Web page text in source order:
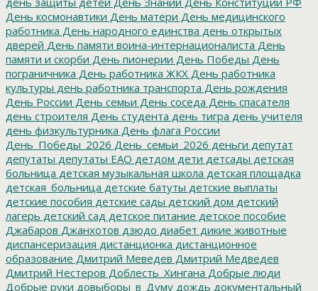
День космонавтики День матери День медицинского
работника День народного единства день открытых
дверей День памяти воина-интернационалиста День
памяти и скорби День пионерии День Победы День
пограничника День работника ЖКХ День работника
культуры день работника транспорта День рождения
День России День семьи День соседа День спасателя
день строителя День студента день тигра день учителя
день физкультурника День флага России
День_Победы_2026 День_семьи_2026 деньги депутат
депутаты депутаты ЕАО детдом дети детсады детская
больница детская музыкальная школа детская площадка
детская_больница детские батуты детские выплаты
детские пособия детские сады детский дом детский
лагерь детский сад детское питание детское пособие
Джабаров Джанхотов дзюдо диабет дикие животные
диспансеризация дистанционка дистанционное
образование Дмитрий Меведев Дмитрий Медведев
Дмитрий Нестеров Доблесть_Хингана Добрые люди
Добрые руки довыборы_в_Думу дождь документальный